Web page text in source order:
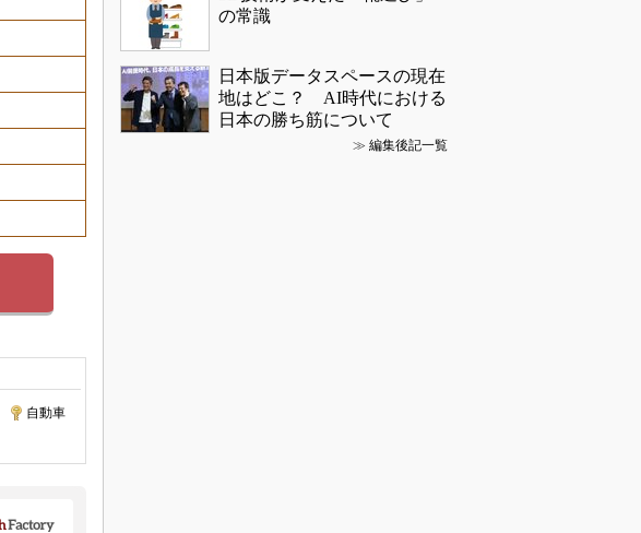
自動車
の常識
日本版データスペースの現在
地はどこ？ AI時代における
日本の勝ち筋について
≫ 編集後記一覧